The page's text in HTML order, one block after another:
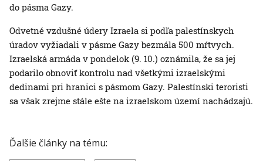
do pásma Gazy.
Odvetné vzdušné údery Izraela si podľa palestínskych
úradov vyžiadali v pásme Gazy bezmála 500 mŕtvych.
Izraelská armáda v pondelok (9. 10.) oznámila, že sa jej
podarilo obnoviť kontrolu nad všetkými izraelskými
dedinami pri hranici s pásmom Gazy. Palestínski teroristi
sa však zrejme stále ešte na izraelskom území nachádzajú.
Ďalšie články na tému: